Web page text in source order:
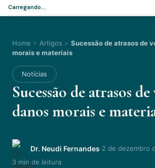
Home > Artigos > Sucessão de atrasos de
morais e materiais
Notícias
Sucessão de atrasos
danos morais e
Dr. Neudi Fernandes·2 de dezembro
3 min de leitura
Carregando...